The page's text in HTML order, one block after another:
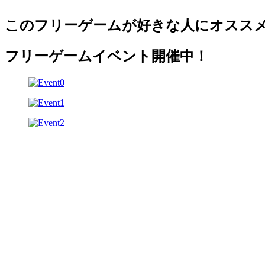
このフリーゲームが好きな人にオスス
フリーゲームイベント開催中！